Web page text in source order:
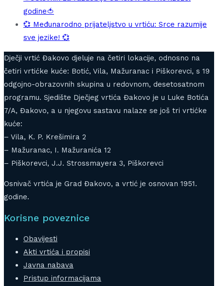
godine🍅
💞 Međunarodno prijateljstvo u vrtiću: Srce razumije
sve jezike! 💞
Dječji vrtić Đakovo djeluje na četiri lokacije, odnosno na
četiri vrtićke kuće: Botić, Vila, Mažuranac i Piškorevci, s 19
odgojno-obrazovnih skupina u redovnom, desetosatnom
programu. Sjedište Dječjeg vrtića Đakovo je u Luke Botića
7/A, Đakovo, a u njegovu sastavu nalaze se još tri vrtićke
kuće:
– Vila, K. P. Krešimira 2
– Mažuranac, I. Mažuranića 12
– Piškorevci, J.J. Strossmayera 3, Piškorevci
Osnivač vrtića je Grad Đakovo, a vrtić je osnovan 1951.
godine.
Korisne poveznice
Obavijesti
Akti vrtića i propisi
Javna nabava
Pristup informacijama